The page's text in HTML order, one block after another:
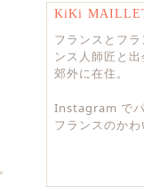
KiKi
フランスとフ
ンス人師匠と
郊外に在住。
Instagram でパ
フランスのかわ